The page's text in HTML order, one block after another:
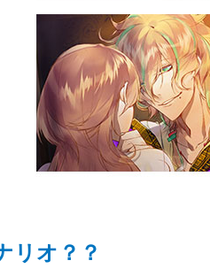
リオ？？